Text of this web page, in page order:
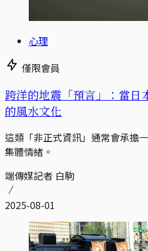
心理
僅限會員
跨洋的地震「預言」：當日
的風水文化
這類「非正式資訊」通常會承擔
集體情緒。
端傳媒記者 白駒
2025-08-01